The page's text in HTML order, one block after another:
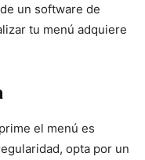
un software de
tu menú adquiere
el menú es
opta por un